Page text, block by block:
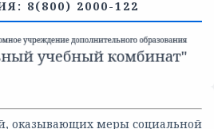
8(800) 2000-122